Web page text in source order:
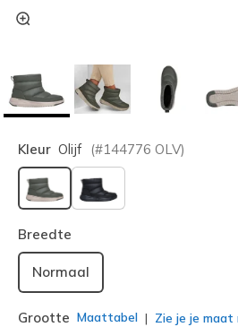
Kleur Olijf (#144776 OLV)
geselecteerd
Breedte
Normaal
Grootte Maattabel Zie je je maat